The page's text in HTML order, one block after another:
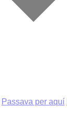
Passava per aquí